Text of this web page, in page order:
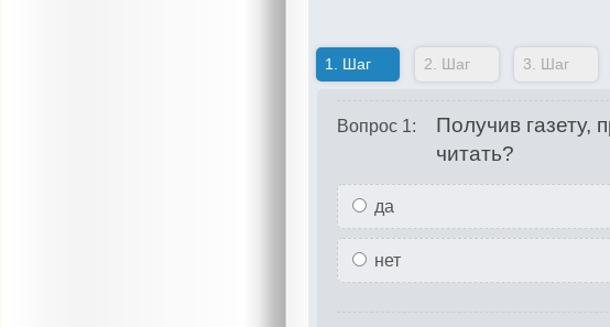
1. Шаг 2. Шаг 3. Шаг
Вопрос 1:
Получив газету,
читать?
да
нет